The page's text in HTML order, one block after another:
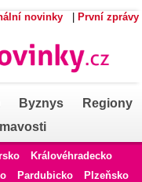
novinky První zprávy
Byznys
Regiony
Královéhradecko
Pardubicko
Plzeňsko